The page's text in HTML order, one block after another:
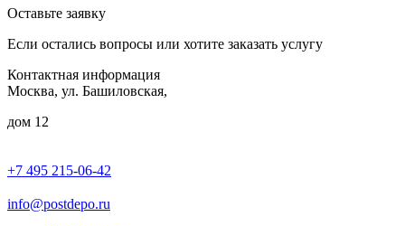
Оставьте заявку
Если остались вопросы или хотите заказать услугу
Контактная информация
Москва, ул. Башиловская,
дом 12
+7 495 215-06-42
info@postdepo.ru